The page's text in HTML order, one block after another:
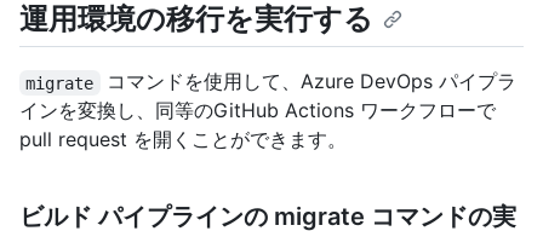
運用環境の移行を実行する
migrate
コマンドを使用して、Azure DevOps パイプラ
インを変換し、同等のGitHub Actions ワークフローで
pull request を開くことができます。
ビルド パイプラインの migrate コマンドの実